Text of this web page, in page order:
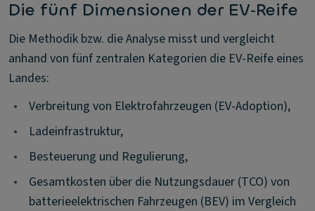
Die fünf Dimensionen der EV‑Reife
Die Methodik bzw. die Analyse misst und vergleicht
anhand von fünf zentralen Kategorien die EV-Reife eines
Landes:
•
Verbreitung von Elektrofahrzeugen (EV-Adoption),
•
Ladeinfrastruktur,
•
Besteuerung und Regulierung,
•
Gesamtkosten über die Nutzungsdauer (TCO) von
batterieelektrischen Fahrzeugen (BEV) im Vergleich